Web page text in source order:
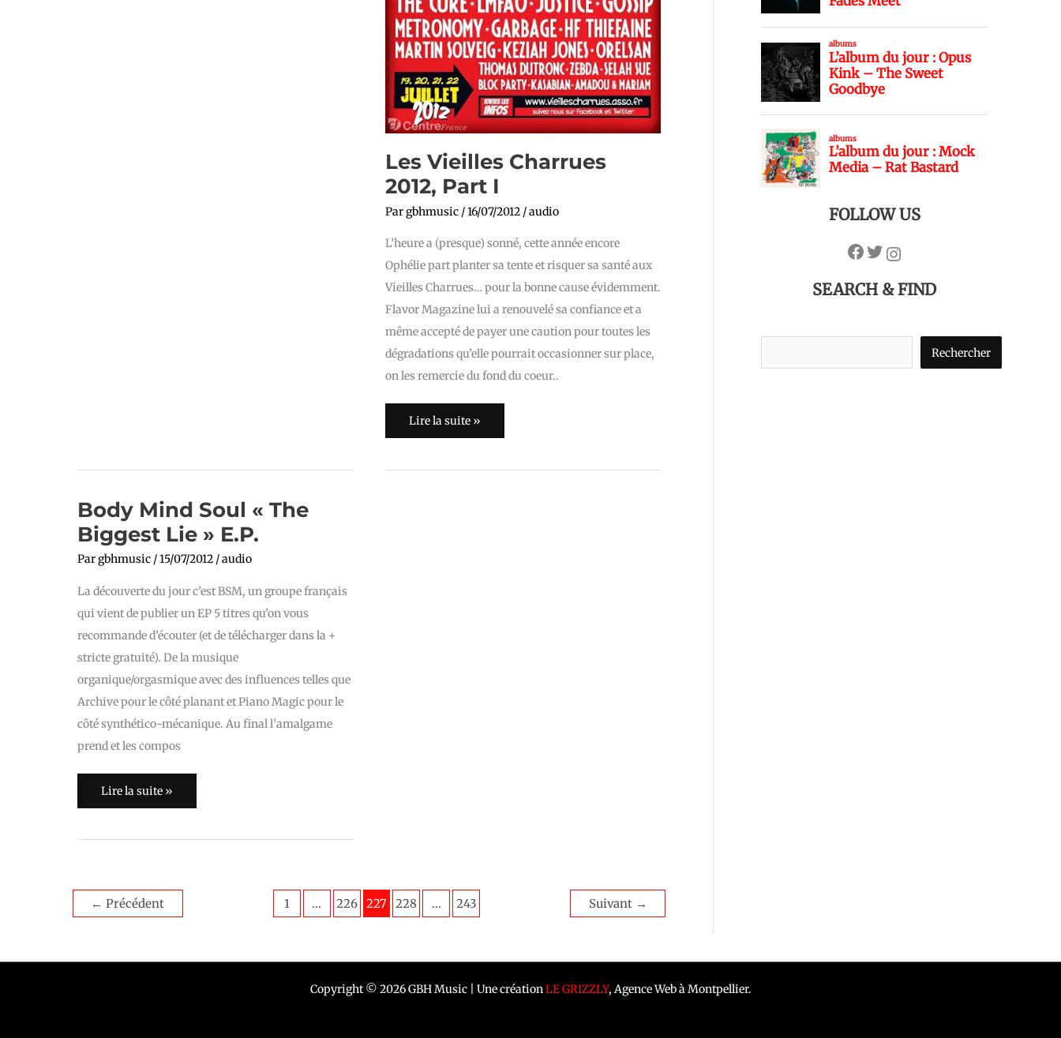
Les Vieilles Charrues
2012, Part I
Pargbhmusic /16/07/2012 /audio
L’heure a (presque) sonné, cette année encore
Ophélie part planter sa tente et risquer sa santé aux
Vieilles Charrues… pour la bonne cause évidemment.
Flavor Magazine lui a renouvelé sa confiance et a
même accepté de payer une caution pour toutes les
dégradations qu’elle pourrait occasionner sur place,
on les remercie du fond du coeur..
Lire la suite »
Body Mind Soul « The
Biggest Lie » E​.​P.
Pargbhmusic /15/07/2012 /audio
La découverte du jour c’est BSM, un groupe français
qui vient de publier un EP 5 titres qu’on vous
recommande d’écouter (et de télécharger dans la +
stricte gratuité). De la musique
organique/orgasmique avec des influences telles que
Archive pour le côté planant et Piano Magic pour le
côté synthético-mécanique. Au final l’amalgame
prend et les compos
Body
Mind
Soul
« The
Biggest
Lie »
E​
P.
Lire la suite »
← Précédent 1 … 226 227 228 … 243 Suivant →
FOLLOW US
SEARCH & FIND
Rechercher
Copyright © 2026 GBH Music | Une création LE GRIZZLY, Agence Web à Montpellier.